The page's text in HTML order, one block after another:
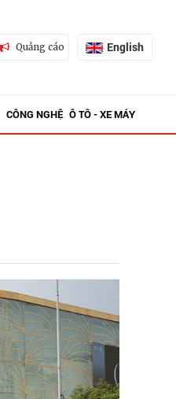
Quảng cáo English
CÔNG NGHỆ Ô TÔ - XE MÁY